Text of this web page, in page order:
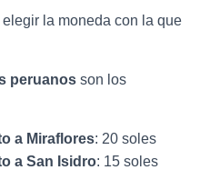
la moneda con la que
peruanos son los
a Miraflores: 20 soles
a San Isidro: 15 soles